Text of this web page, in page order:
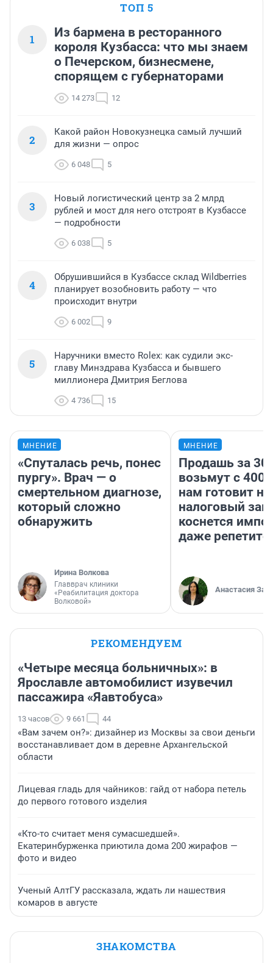
ТОП 5
1
Из бармена в ресторанного
короля Кузбасса: что мы знаем
о Печерском, бизнесмене,
спорящем с губернаторами
14 273 12
2
Какой район Новокузнецка самый лучший
для жизни — опрос
6 048 5
3
Новый логистический центр за 2 млрд
рублей и мост для него отстроят в Кузбассе
— подробности
6 038 5
4
Обрушившийся в Кузбассе склад Wildberries
планирует возобновить работу — что
происходит внутри
6 002 9
5
Наручники вместо Rolex: как судили экс-
главу Минздрава Кузбасса и бывшего
миллионера Дмитрия Беглова
4 736 15
МНЕНИЕ
«Спуталась речь, понес
пургу». Врач — о
смертельном диагнозе,
который сложно
обнаружить
Ирина Волкова
Главврач клиники
«Реабилитация доктора
Волковой»
МНЕНИЕ
Продашь за
возьмут с
нам готовит
налоговый
коснется
даже
Анастасия
РЕКОМЕНДУЕМ
«Четыре месяца больничных»: в
Ярославле автомобилист изувечил
пассажира «Яавтобуса»
13 часов 9 661 44
«Вам зачем он?»: дизайнер из Москвы за свои деньги
восстанавливает дом в деревне Архангельской
области
Лицевая гладь для чайников: гайд от набора петель
до первого готового изделия
«Кто-то считает меня сумасшедшей».
Екатеринбурженка приютила дома 200 жирафов —
фото и видео
Ученый АлтГУ рассказала, ждать ли нашествия
комаров в августе
ЗНАКОМСТВА